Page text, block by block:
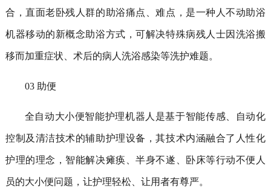
合，直面老卧残人群的助浴痛点、难点，是一种人不动助浴
机器移动的新概念助浴方式，可解决特殊病残人士因洗浴搬
移而加重症状、术后的病人洗浴感染等洗护难题。
03 助便
全自动大小便智能护理机器人是基于智能传感、自动化
控制及清洁技术的辅助护理设备，其技术内涵融合了人性化
护理的理念，智能解决瘫痪、半身不遂、卧床等行动不便人
员的大小便问题，让护理轻松、让用者有尊严。